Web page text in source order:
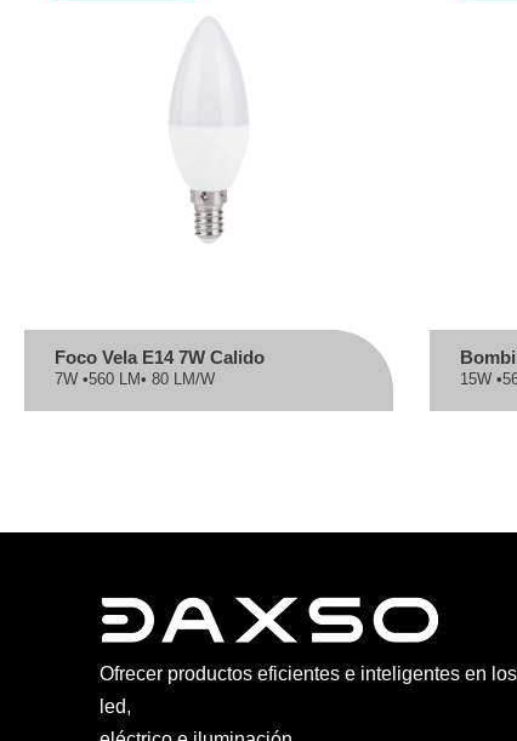
Foco Vela E14 7W Calido
7W •560 LM• 80 LM/W 15W •
Ofrecer productos eficientes e inteligentes en
led,